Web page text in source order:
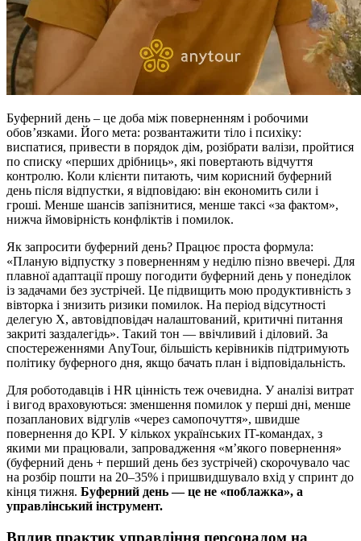
Буферний день – це доба між поверненням і робочими
обов’язками. Його мета: розвантажити тіло і психіку:
виспатися, привести в порядок дім, розібрати валізи, пройтися
по списку «перших дрібниць», які повертають відчуття
контролю. Коли клієнти питають, чим корисний буферний
день після відпустки, я відповідаю: він економить сили і
гроші. Менше шансів запізнитися, менше таксі «за фактом»,
нижча ймовірність конфліктів і помилок.
Як запросити буферний день? Працює проста формула:
«Планую відпустку з поверненням у неділю пізно ввечері. Для
плавної адаптації прошу погодити буферний день у понеділок
із задачами без зустрічей. Це підвищить мою продуктивність з
вівторка і знизить ризики помилок. На період відсутності
делегую X, автовідповідач налаштований, критичні питання
закриті заздалегідь». Такий тон — ввічливий і діловий. За
спостереженнями AnyTour, більшість керівників підтримують
політику буферного дня, якщо бачать план і відповідальність.
Для роботодавців і HR цінність теж очевидна. У аналізі витрат
і вигод враховуються: зменшення помилок у перші дні, менше
позапланових відгулів «через самопочуття», швидше
повернення до KPI. У кількох українських IT-командах, з
якими ми працювали, запровадження «м’якого повернення»
(буферний день + перший день без зустрічей) скорочувало час
на розбір пошти на 20–35% і пришвидшувало вхід у спринт до
кінця тижня. Буферний день — це не «поблажка», а
управлінський інструмент.
Вплив практик управління персоналом на